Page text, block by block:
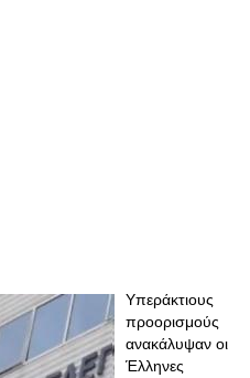
Υπεράκτιους
προορισμούς
ανακάλυψαν οι
Έλληνες